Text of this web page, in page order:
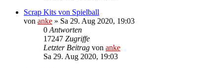
Scrap Kits von Spielball
von anke » Sa 29. Aug 2020, 19:03
0 Antworten
17247 Zugriffe
Letzter Beitrag von anke
Sa 29. Aug 2020, 19:03